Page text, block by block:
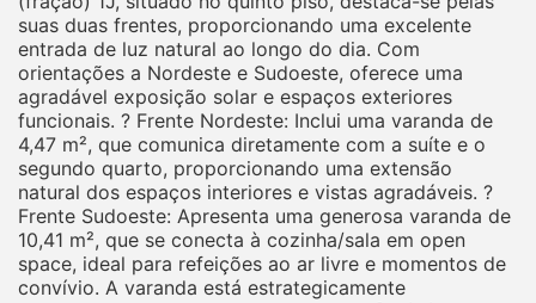
suas duas frentes, proporcionando uma excelente
entrada de luz natural ao longo do dia. Com
orientações a Nordeste e Sudoeste, oferece uma
agradável exposição solar e espaços exteriores
funcionais. ? Frente Nordeste: Inclui uma varanda de
4,47 m², que comunica diretamente com a suíte e o
segundo quarto, proporcionando uma extensão
natural dos espaços interiores e vistas agradáveis. ?
Frente Sudoeste: Apresenta uma generosa varanda de
10,41 m², que se conecta à cozinha/sala em open
space, ideal para refeições ao ar livre e momentos de
convívio. A varanda está estrategicamente